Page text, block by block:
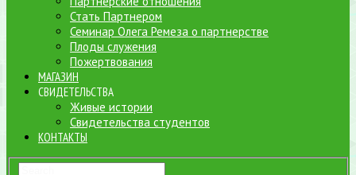
Стать Партнером
Семинар Олега Ремеза о партнерстве
Плоды служения
Пожертвования
МАГАЗИН
СВИДЕТЕЛЬСТВА
Живые истории
Свидетельства студентов
КОНТАКТЫ